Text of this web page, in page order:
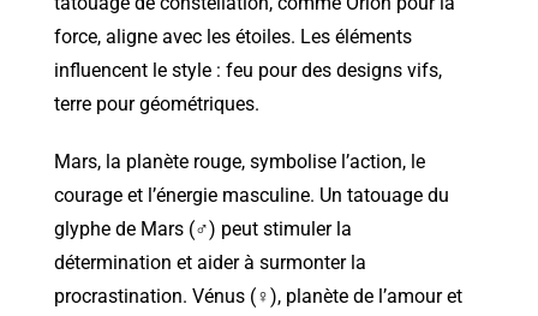
force, aligne avec les étoiles. Les éléments
influencent le style : feu pour des designs vifs,
terre pour géométriques.
Mars, la planète rouge, symbolise l’action, le
courage et l’énergie masculine. Un tatouage du
glyphe de Mars (♂) peut stimuler la
détermination et aider à surmonter la
procrastination. Vénus (♀), planète de l’amour et